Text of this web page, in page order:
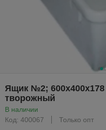
Ящик №2;
творожный
В наличии
Код: 400067
Только опт